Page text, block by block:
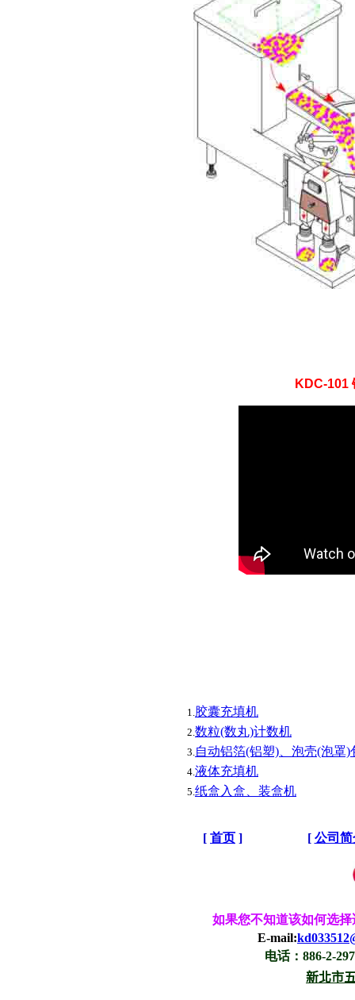
KDC-101
1.胶囊充填机
2.数粒(数丸)计数机
3.自动铝箔(铝塑)、 泡壳(泡罩)
4.液体充填机
5.纸盒入盒、装盒机
[ 首页 ] [ 公司简
如果您不知道该如何选
E-mail:
电话：886-2-
新北市